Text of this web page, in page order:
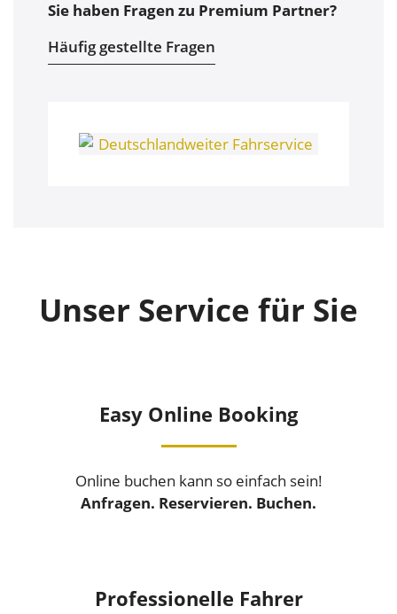
Sie haben Fragen zu Premium Partner?
Häufig gestellte Fragen
Unser Service für Sie
Easy Online Booking
Online buchen kann so einfach sein!
Anfragen. Reservieren. Buchen.
Professionelle Fahrer